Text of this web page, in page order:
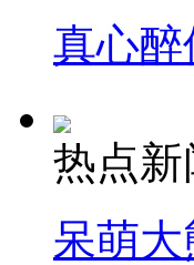
真心
热点新
呆萌